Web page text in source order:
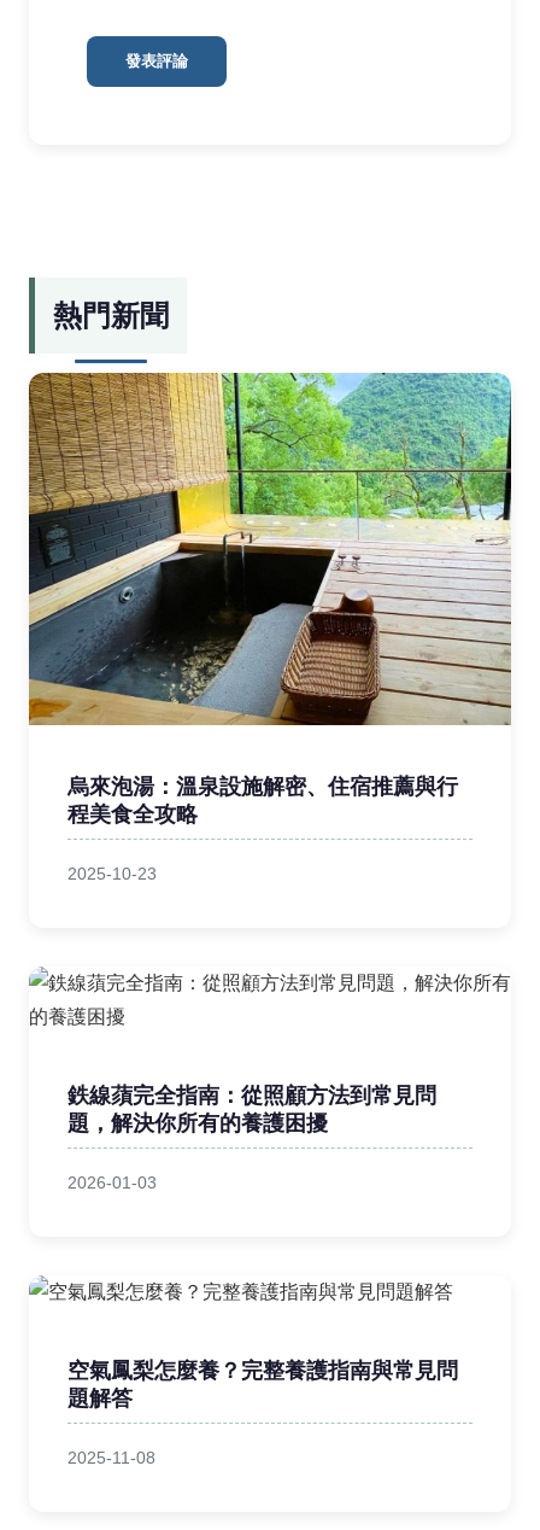
發表評論
熱門新聞
烏來泡湯：溫泉設施解密、住宿推薦與行
程美食全攻略
2025-10-23
鉄線蕦完全指南：從照顧方法到常見問
題，解決你所有的養護困擾
2026-01-03
空氣鳳梨怎麼養？完整養護指南與常見問
題解答
2025-11-08